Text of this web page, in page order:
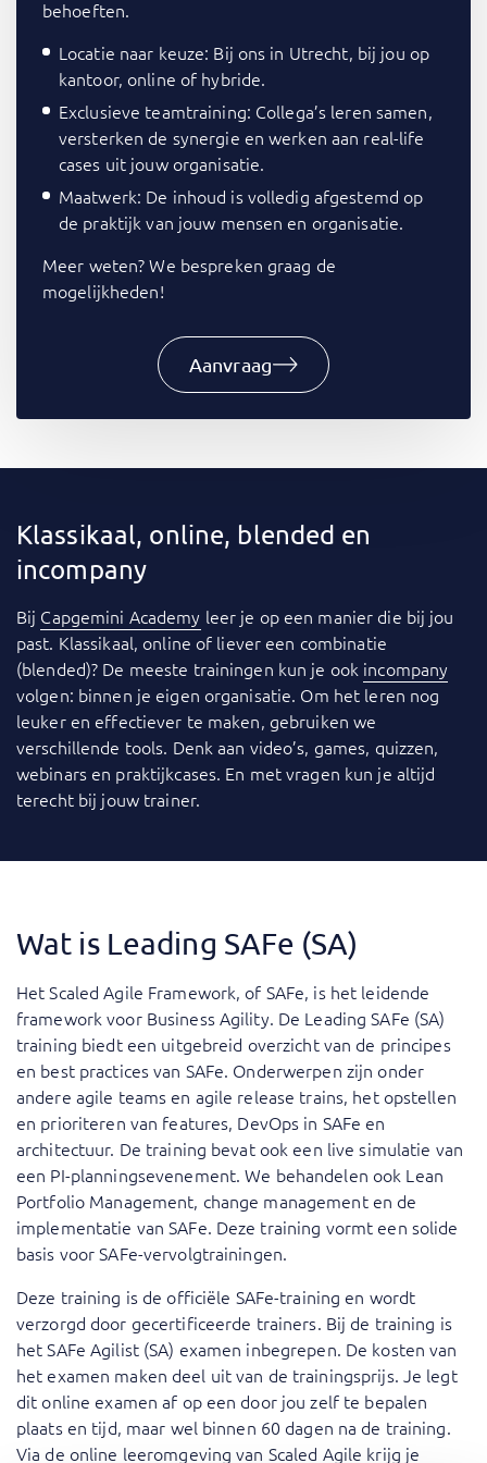
behoeften.
Locatie naar keuze: Bij ons in Utrecht, bij jou op
kantoor, online of hybride.
Exclusieve teamtraining: Collega’s leren samen,
versterken de synergie en werken aan real-life
cases uit jouw organisatie.
Maatwerk: De inhoud is volledig afgestemd op
de praktijk van jouw mensen en organisatie.
Meer weten? We bespreken graag de
mogelijkheden!
Aanvraag
Klassikaal, online, blended en
incompany
Bij Capgemini Academy leer je op een manier die bij jou
past. Klassikaal, online of liever een combinatie
(blended)? De meeste trainingen kun je ook incompany
volgen: binnen je eigen organisatie. Om het leren nog
leuker en effectiever te maken, gebruiken we
verschillende tools. Denk aan video’s, games, quizzen,
webinars en praktijkcases. En met vragen kun je altijd
terecht bij jouw trainer.
Wat is Leading SAFe (SA)
Het Scaled Agile Framework, of SAFe, is het leidende
framework voor Business Agility. De Leading SAFe (SA)
training biedt een uitgebreid overzicht van de principes
en best practices van SAFe. Onderwerpen zijn onder
andere agile teams en agile release trains, het opstellen
en prioriteren van features, DevOps in SAFe en
architectuur. De training bevat ook een live simulatie van
een PI-planningsevenement. We behandelen ook Lean
Portfolio Management, change management en de
implementatie van SAFe. Deze training vormt een solide
basis voor SAFe-vervolgtrainingen.
Deze training is de officiële SAFe-training en wordt
verzorgd door gecertificeerde trainers. Bij de training is
het SAFe Agilist (SA) examen inbegrepen. De kosten van
het examen maken deel uit van de trainingsprijs. Je legt
dit online examen af op een door jou zelf te bepalen
plaats en tijd, maar wel binnen 60 dagen na de training.
Via de online leeromgeving van Scaled Agile krijg je